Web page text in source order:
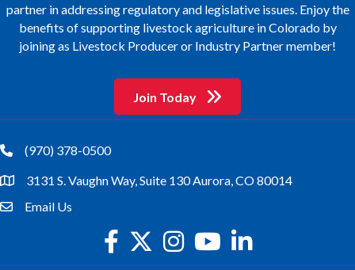
partner in addressing regulatory and legislative issues. Enjoy the
benefits of supporting livestock agriculture in Colorado by
joining as Livestock Producer or Industry Partner member!
Join Today
phone(970) 378-0500
location3131 S. Vaughn Way, Suite 130 Aurora, CO 80014
emailEmail Us
facebook
twitterInstagramyoutube